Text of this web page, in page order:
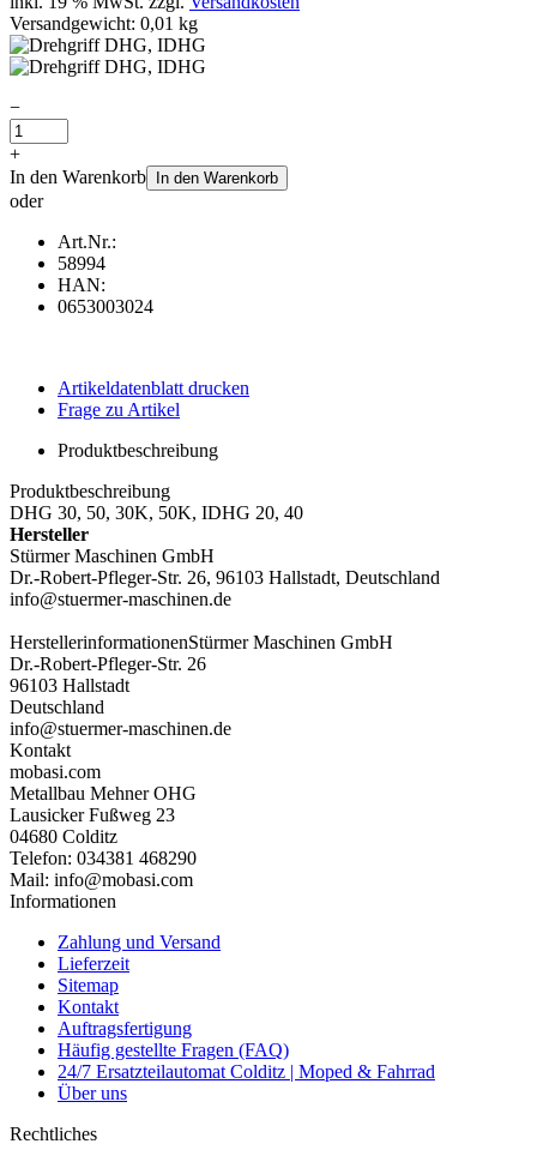
Versandgewicht: 0,01 kg
−
+
In den Warenkorb
In den Warenkorb
oder
Art.Nr.:
58994
HAN:
0653003024
Artikeldatenblatt drucken
Frage zu Artikel
Produktbeschreibung
Produktbeschreibung
DHG 30, 50, 30K, 50K, IDHG 20, 40
Hersteller
Stürmer Maschinen GmbH
Dr.-Robert-Pfleger-Str. 26, 96103 Hallstadt, Deutschland
info@stuermer-maschinen.de
HerstellerinformationenStürmer Maschinen GmbH
Dr.-Robert-Pfleger-Str. 26
96103 Hallstadt
Deutschland
info@stuermer-maschinen.de
Kontakt
mobasi.com
Metallbau Mehner OHG
Lausicker Fußweg 23
04680 Colditz
Telefon: 034381 468290
Mail: info@mobasi.com
Informationen
Zahlung und Versand
Lieferzeit
Sitemap
Kontakt
Auftragsfertigung
Häufig gestellte Fragen (FAQ)
24/7 Ersatzteilautomat Colditz | Moped & Fahrrad
Über uns
Rechtliches